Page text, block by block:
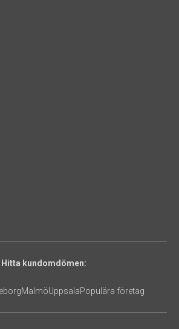
Hitta kundomdömen:
MalmöUppsalaPopulära företag